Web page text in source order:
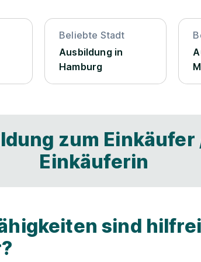
Beliebte Stadt
Ausbildung in
Hamburg
zum Einkäufer
Einkäuferin
sind